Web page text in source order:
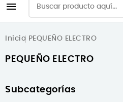

Inicio PEQUEÑO ELECTRO
PEQUEÑO ELECTRO
Subcategorías